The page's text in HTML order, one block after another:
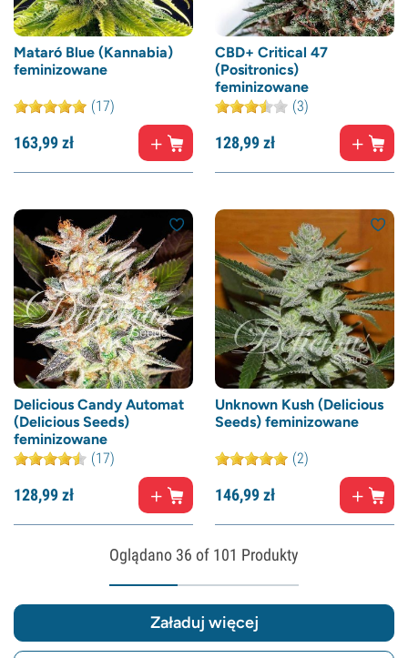
Mataró Blue (Kannabia)
feminizowane
(17)
163,99zł
CBD+ Critical 47
(Positronics)
feminizowane
(3)
128,99zł
Delicious Candy Automat
(Delicious Seeds)
feminizowane
(17)
128,99zł
Unknown Kush (Delicious
Seeds) feminizowane
(2)
146,99zł
Oglądano 36 of 101 Produkty
Załaduj więcej